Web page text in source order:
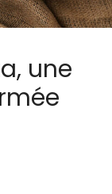
une